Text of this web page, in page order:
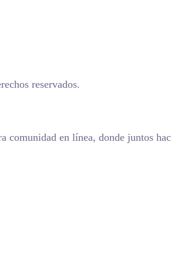
reservados.
en línea, donde juntos